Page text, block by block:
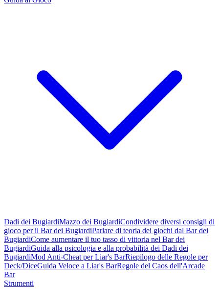
Dadi dei BugiardiMazzo dei BugiardiCondividere diversi consigli di
gioco per il Bar dei BugiardiParlare di teoria dei giochi dal Bar dei
BugiardiCome aumentare il tuo tasso di vittoria nel Bar dei
BugiardiGuida alla psicologia e alla probabilità dei Dadi dei
BugiardiMod Anti-Cheat per Liar's BarRiepilogo delle Regole per
Deck/DiceGuida Veloce a Liar's BarRegole del Caos dell'Arcade
Bar
Strumenti